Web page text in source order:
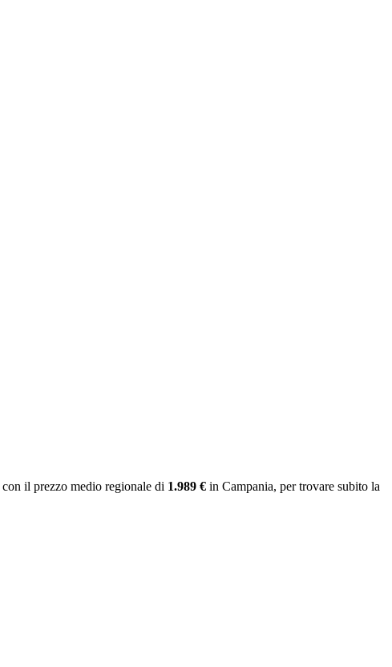
con il prezzo medio regionale di 1.989 € in Campania, per trovare subito la